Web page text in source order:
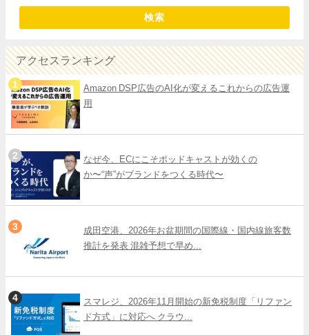
検索
アクセスランキング
Amazon DSP広告のAI化が変えるこれからの広告運
用
なぜ今、ECにこそポッドキャストが効くの
か〜“声”がブランドをつくる時代〜
成田空港、2026年お盆期間の国際線・国内線旅客数
推計を発表 混雑予想で早め...
スマレジ、2026年11月開始の新免税制度「リファン
ド方式」に対応へ クラウ...